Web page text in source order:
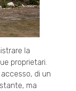
la
proprietari.
di un
ma